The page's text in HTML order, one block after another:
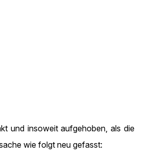
und insoweit aufgehoben, als die
wie folgt neu gefasst: